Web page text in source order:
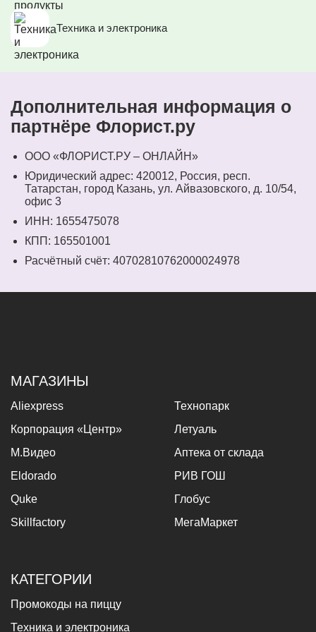
Техника и электроника
Дополнительная информация о
партнёре Флорист.ру
ООО «ФЛОРИСТ.РУ – ОНЛАЙН»
Юридический адрес: 420012, Россия, респ.
Татарстан, город Казань, ул. Айвазовского, д. 10/54,
офис 3
ИНН: 1655475078
КПП: 165501001
Расчётный счёт: 40702810762000024978
МАГАЗИНЫ
Aliexpress
Технопарк
Корпорация «Центр»
Летуаль
М.Видео
Аптека от склада
Eldorado
РИВ ГОШ
Quke
Глобус
Skillfactory
МегаМаркет
КАТЕГОРИИ
Промокоды на пиццу
Техника и электроника